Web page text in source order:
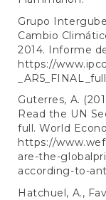
Grupo
Cambio
2014. Informe
https://
Guterres, A.
Read the UN
full. World
https://
are-the-
according-to-
Hatchuel, A.,